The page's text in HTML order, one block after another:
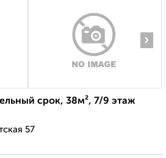
›
срок, 38м², 7/9 этаж
57